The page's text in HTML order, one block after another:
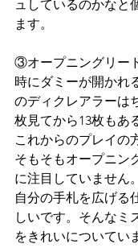
ュしているのかなと
ます。
③オープニングリー
時にダミーが開かれ
のディクレアラーは
枚見てから13枚もあ
これからのプレイの
そもそもオープニン
に注目していません
自分の手札を広げる
しいです。そんなミ
をきれいについてい